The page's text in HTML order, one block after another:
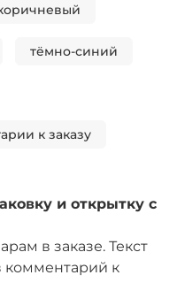
тёмно-синий
к заказу
и открытку с
в заказе. Текст
комментарий к